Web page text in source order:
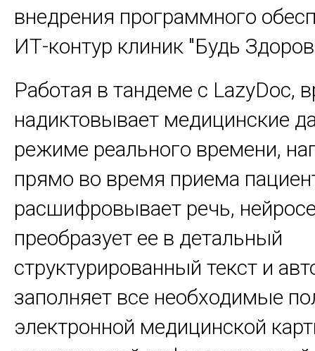
внедрения программного
ИТ-контур клиник "Будь
Работая в тандеме с LazyDoc,
надиктовывает медицинские
режиме реального времени,
прямо во время приема
расшифровывает речь,
преобразует ее в детальный
структурированный текст и
заполняет все необходимые
электронной медицинской